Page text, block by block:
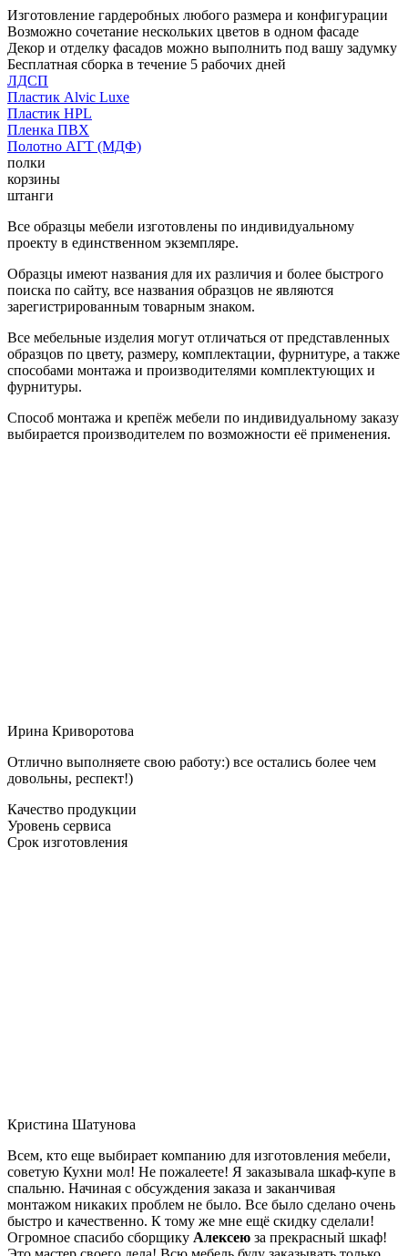
Изготовление гардеробных любого размера и конфигурации
Возможно сочетание нескольких цветов в одном фасаде
Декор и отделку фасадов можно выполнить под вашу задумку
Бесплатная сборка в течение 5 рабочих дней
ЛДСП
Пластик Alvic Luxe
Пластик HPL
Пленка ПВХ
Полотно АГТ (МДФ)
полки
корзины
штанги
Все образцы мебели изготовлены по индивидуальному
проекту в единственном экземпляре.
Образцы имеют названия для их различия и более быстрого
поиска по сайту, все названия образцов не являются
зарегистрированным товарным знаком.
Все мебельные изделия могут отличаться от представленных
образцов по цвету, размеру, комплектации, фурнитуре, а также
способами монтажа и производителями комплектующих и
фурнитуры.
Способ монтажа и крепёж мебели по индивидуальному заказу
выбирается производителем по возможности её применения.
Ирина Криворотова
Отлично выполняете свою работу:) все остались более чем
довольны, респект!)
Качество продукции
Уровень сервиса
Срок изготовления
Кристина Шатунова
Всем, кто еще выбирает компанию для изготовления мебели,
советую Кухни мол! Не пожалеете! Я заказывала шкаф-купе в
спальню. Начиная с обсуждения заказа и заканчивая
монтажом никаких проблем не было. Все было сделано очень
быстро и качественно. К тому же мне ещё скидку сделали!
Огромное спасибо сборщику Алексею за прекрасный шкаф!